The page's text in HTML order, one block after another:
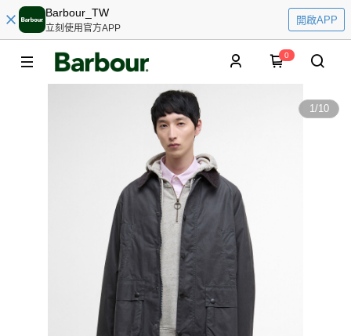
Barbour_TW
立刻使用官方APP
開啟APP
0
1/10